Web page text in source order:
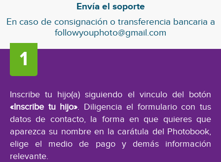
Envía el soporte
En caso de consignación o transferencia bancaria a
followyouphoto@gmail.com
Inscribe tu hijo(a) siguiendo el vinculo del botón
«Inscribe tu hijo». Diligencia el formulario con tus
datos de contacto, la forma en que quieres que
aparezca su nombre en la carátula del Photobook,
elige el medio de pago y demás información
relevante.